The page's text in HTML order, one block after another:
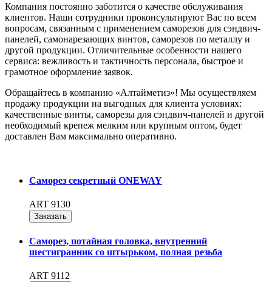
Компания постоянно заботится о качестве обслуживания
клиентов. Наши сотрудники проконсультируют Вас по всем
вопросам, связанным с применением саморезов для сэндвич-
панелей, самонарезающих винтов, саморезов по металлу и
другой продукции. Отличительные особенности нашего
сервиса: вежливость и тактичность персонала, быстрое и
грамотное оформление заявок.
Обращайтесь в компанию «Алтайметиз»! Мы осуществляем
продажу продукции на выгодных для клиента условиях:
качественные винты, саморезы для сэндвич-панелей и другой
необходимый крепеж мелким или крупным оптом, будет
доставлен Вам максимально оперативно.
Саморез секретный ONEWAY
ART 9130
Заказать
Саморез, потайная головка, внутренний
шестигранник со штырьком, полная резьба
ART 9112